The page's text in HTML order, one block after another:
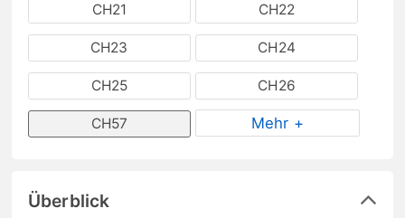
CH21 CH22
CH23 CH24
CH25 CH26
CH57 Mehr +
Überblick